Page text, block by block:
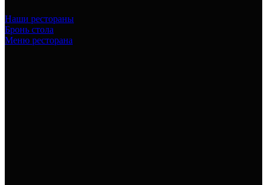
Наши рестораны
Бронь стола
Меню ресторана